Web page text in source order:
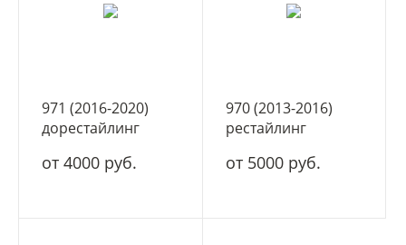
971 (2016-2020)
дорестайлинг
от 4000 руб.
970 (2013-2016)
рестайлинг
от 5000 руб.